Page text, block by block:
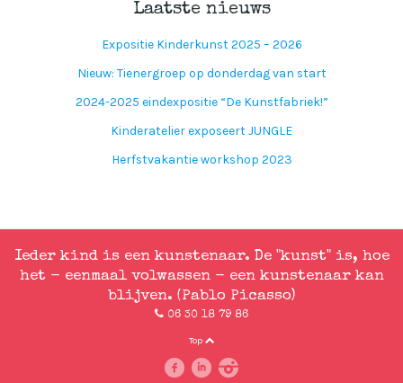
Laatste nieuws
Expositie Kinderkunst 2025 – 2026
Nieuw: Tienergroep op donderdag van start
2024-2025 eindexpositie “De Kunstfabriek!”
Kinderatelier exposeert JUNGLE
Herfstvakantie workshop 2023
Ieder kind is een kunstenaar. De "kunst" is, hoe
het - eenmaal volwassen - een kunstenaar kan
blijven. (Pablo Picasso)
06 30 18 79 86
Top